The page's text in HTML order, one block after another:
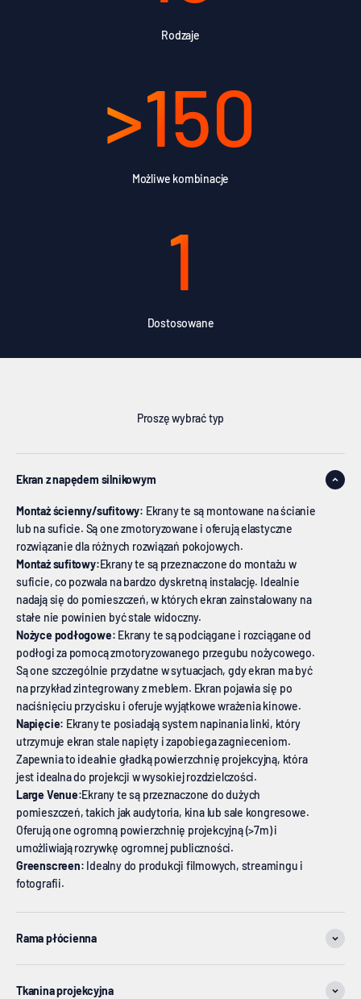
Rodzaje
>150
Możliwe kombinacje
1
Dostosowane
Proszę wybrać typ
Ekran z napędem silnikowym
Montaż ścienny/sufitowy: Ekrany te są montowane na ścianie
lub na suficie. Są one zmotoryzowane i oferują elastyczne
rozwiązanie dla różnych rozwiązań pokojowych.
Montaż sufitowy:Ekrany te są przeznaczone do montażu w
suficie, co pozwala na bardzo dyskretną instalację. Idealnie
nadają się do pomieszczeń, w których ekran zainstalowany na
stałe nie powinien być stale widoczny.
Nożyce podłogowe: Ekrany te są podciągane i rozciągane od
podłogi za pomocą zmotoryzowanego przegubu nożycowego.
Są one szczególnie przydatne w sytuacjach, gdy ekran ma być
na przykład zintegrowany z meblem. Ekran pojawia się po
naciśnięciu przycisku i oferuje wyjątkowe wrażenia kinowe.
Napięcie: Ekrany te posiadają system napinania linki, który
utrzymuje ekran stale napięty i zapobiega zagnieceniom.
Zapewnia to idealnie gładką powierzchnię projekcyjną, która
jest idealna do projekcji w wysokiej rozdzielczości.
Large Venue:Ekrany te są przeznaczone do dużych
pomieszczeń, takich jak audytoria, kina lub sale kongresowe.
Oferują one ogromną powierzchnię projekcyjną (>7m) i
umożliwiają rozrywkę ogromnej publiczności.
Greenscreen: Idealny do produkcji filmowych, streamingu i
fotografii.
Rama płócienna
Tkanina projekcyjna